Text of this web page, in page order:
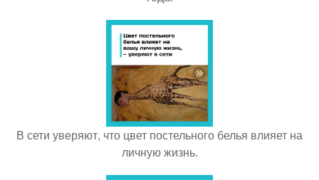
В сети уверяют, что цвет постельного белья влияет на
личную жизнь.